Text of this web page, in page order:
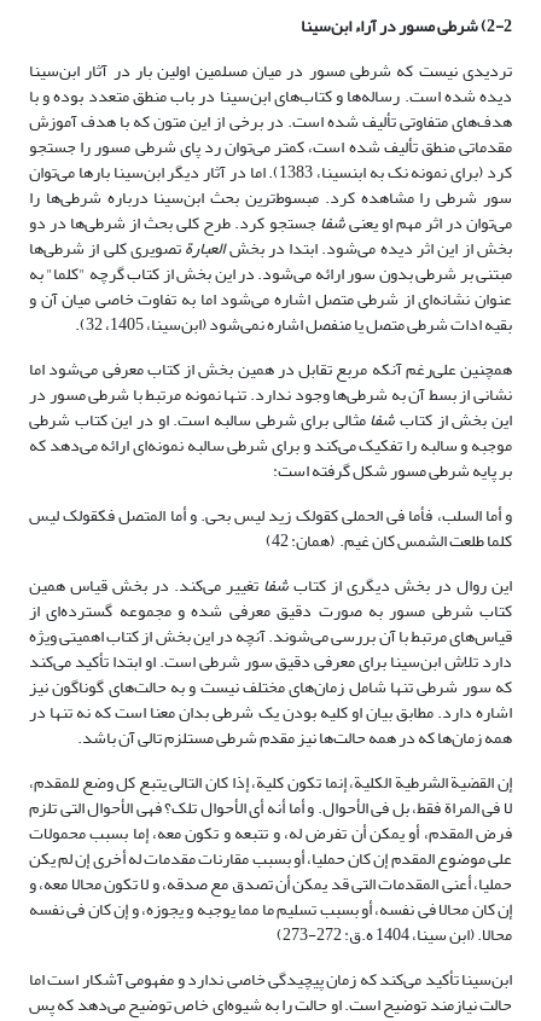
2-2) شرطی مسور در آراء ابن‌سینا
تردیدی نیست که شرطی مسور در میان مسلمین اولین بار در آثار ابن‌سینا
دیده شده است. رساله‌ها و کتاب‌های ابن‌سینا در باب منطق متعدد بوده و با
هدف‌های متفاوتی تألیف شده است. در برخی از این متون که با هدف آموزش
مقدماتی منطق تألیف شده است، کمتر می‌توان رد پای شرطی مسور را جستجو
کرد (برای نمونه نک به ابن­سینا، 1383). اما در آثار دیگر ابن‌سینا بارها می‌توان
سور شرطی را مشاهده کرد. مبسوط‌ترین بحث ابن‌سینا درباره شرطی‌ها را
می‌توان در اثر مهم او یعنیشفاجستجو کرد. طرح کلی بحث از شرطی‌ها در دو
بخش از این اثر دیده می‌شود. ابتدا در بخشالعبارةتصویری کلی از شرطی‌ها
مبتنی بر شرطی بدون سور ارائه می‌شود. در این بخش از کتاب گرچه "کلما" به
عنوان نشانه‌ای از شرطی متصل اشاره می‌شود اما به تفاوت خاصی میان آن و
بقیه ادات‌ شرطی متصل یا منفصل اشاره نمی‌شود (ابن‌سینا، 1405، 32).
همچنین علی‌رغم آنکه مربع تقابل در همین بخش از کتاب معرفی می‌شود اما
نشانی از بسط آن به شرطی‌ها وجود ندارد. تنها نمونه مرتبط با شرطی مسور در
این بخش از کتابشفامثالی برای شرطی سالبه است. او در این کتاب شرطی
موجبه و سالبه را تفکیک می‌کند و برای شرطی سالبه نمونه‌ای ارائه می‌دهد که
بر پایه شرطی مسور شکل گرفته است:
و أما السلب، فأما فى الحملى کقولک زید لیس بحى. و أما المتصل فکقولک لیس
کلما طلعت الشمس کان غیم. (همان: 42)
این روال در بخش دیگری از کتابشفاتغییر می‌کند. در بخش قیاس همین
کتاب شرطی مسور به صورت دقیق معرفی شده و مجموعه گسترده‌ای از
قیاس‌های مرتبط با آن بررسی می‌شوند. آنچه در این بخش از کتاب اهمیتی ویژه
دارد تلاش ابن‌سینا برای معرفی دقیق سور شرطی است. او ابتدا تأکید می‌کند
که سور شرطی تنها شامل زمان‌های مختلف نیست و به حالت‌های گوناگون نیز
اشاره دارد. مطابق بیان او کلیه بودن یک شرطی بدان معنا است که نه تنها در
همه زمان‌ها که در همه حالت‌ها نیز مقدم شرطی مستلزم تالی آن باشد.
إن القضیة الشرطیة الکلیة، إنما تکون کلیة، إذا کان التالى یتبع کل وضع للمقدم،
لا فى المراة فقط، بل فى الأحوال. و أما أنه أى الأحوال تلک‌؟ فهى الأحوال التی تلزم
فرض المقدم، أو یمکن أن تفرض له، و تتبعه و تکون معه، إما بسبب محمولات
على موضوع المقدم إن کان حملیا، أو بسبب مقارنات مقدمات له أخرى إن لم یکن
حملیا، أعنى المقدمات التی قد یمکن أن تصدق مع صدقه، و لا تکون محالا معه، و
إن کان محالا فى نفسه، أو بسبب تسلیم ما مما یوجبه و یجوزه، و إن کان فى نفسه
محالا. (ابن سینا، 1404 ه.ق: 272-273)
ابن‌سینا تأکید می‌کند که زمان پیچیدگی خاصی ندارد و مفهومی آشکار است اما
حالت نیازمند توضیح است. او حالت را به شیوه‌ای خاص توضیح می‌دهد که پس